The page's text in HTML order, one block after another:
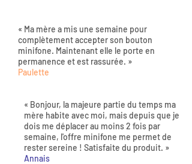
« Ma mère a mis une semaine pour
complètement accepter son bouton
minifone. Maintenant elle le porte en
permanence et est rassurée. »
Paulette
« Bonjour, la majeure partie du temps ma
mère habite avec moi, mais depuis que je
dois me déplacer au moins 2 fois par
semaine, l'offre minifone me permet de
rester sereine ! Satisfaite du produit. »
Annais